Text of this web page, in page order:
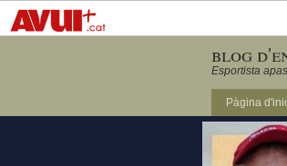
blog
Esportista
Pàgina
Revista